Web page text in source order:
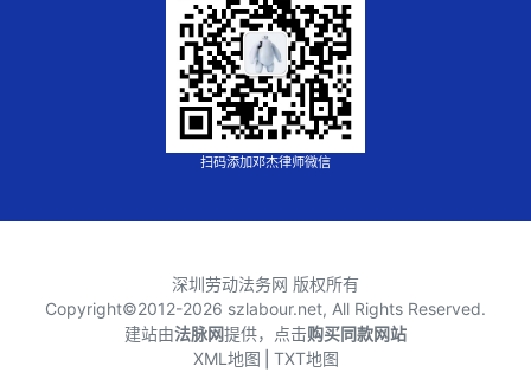
扫码添加邓杰律师微信
深圳劳动法务网 版权所有
Copyright©2012-2026 szlabour.net, All Rights Reserved.
建站由法脉网提供，点击购买同款网站
XML地图 TXT地图